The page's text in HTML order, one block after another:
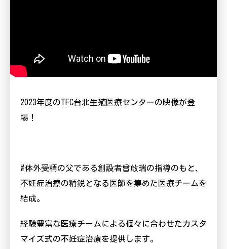
2023年度のTFC台北生殖医療センターの映像が登
場！
#体外受精の父である創設者曾啟瑞の指導のもと、
不妊症治療の精鋭となる医師を集めた医療チームを
結成。
経験豊富な医療チームによる個々に合わせたカスタ
マイズ式の不妊症治療を提供します。